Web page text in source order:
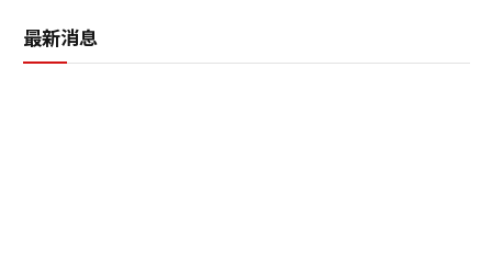
最新消息